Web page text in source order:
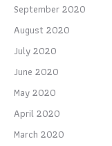
September 2020
August 2020
July 2020
June 2020
May 2020
April 2020
March 2020